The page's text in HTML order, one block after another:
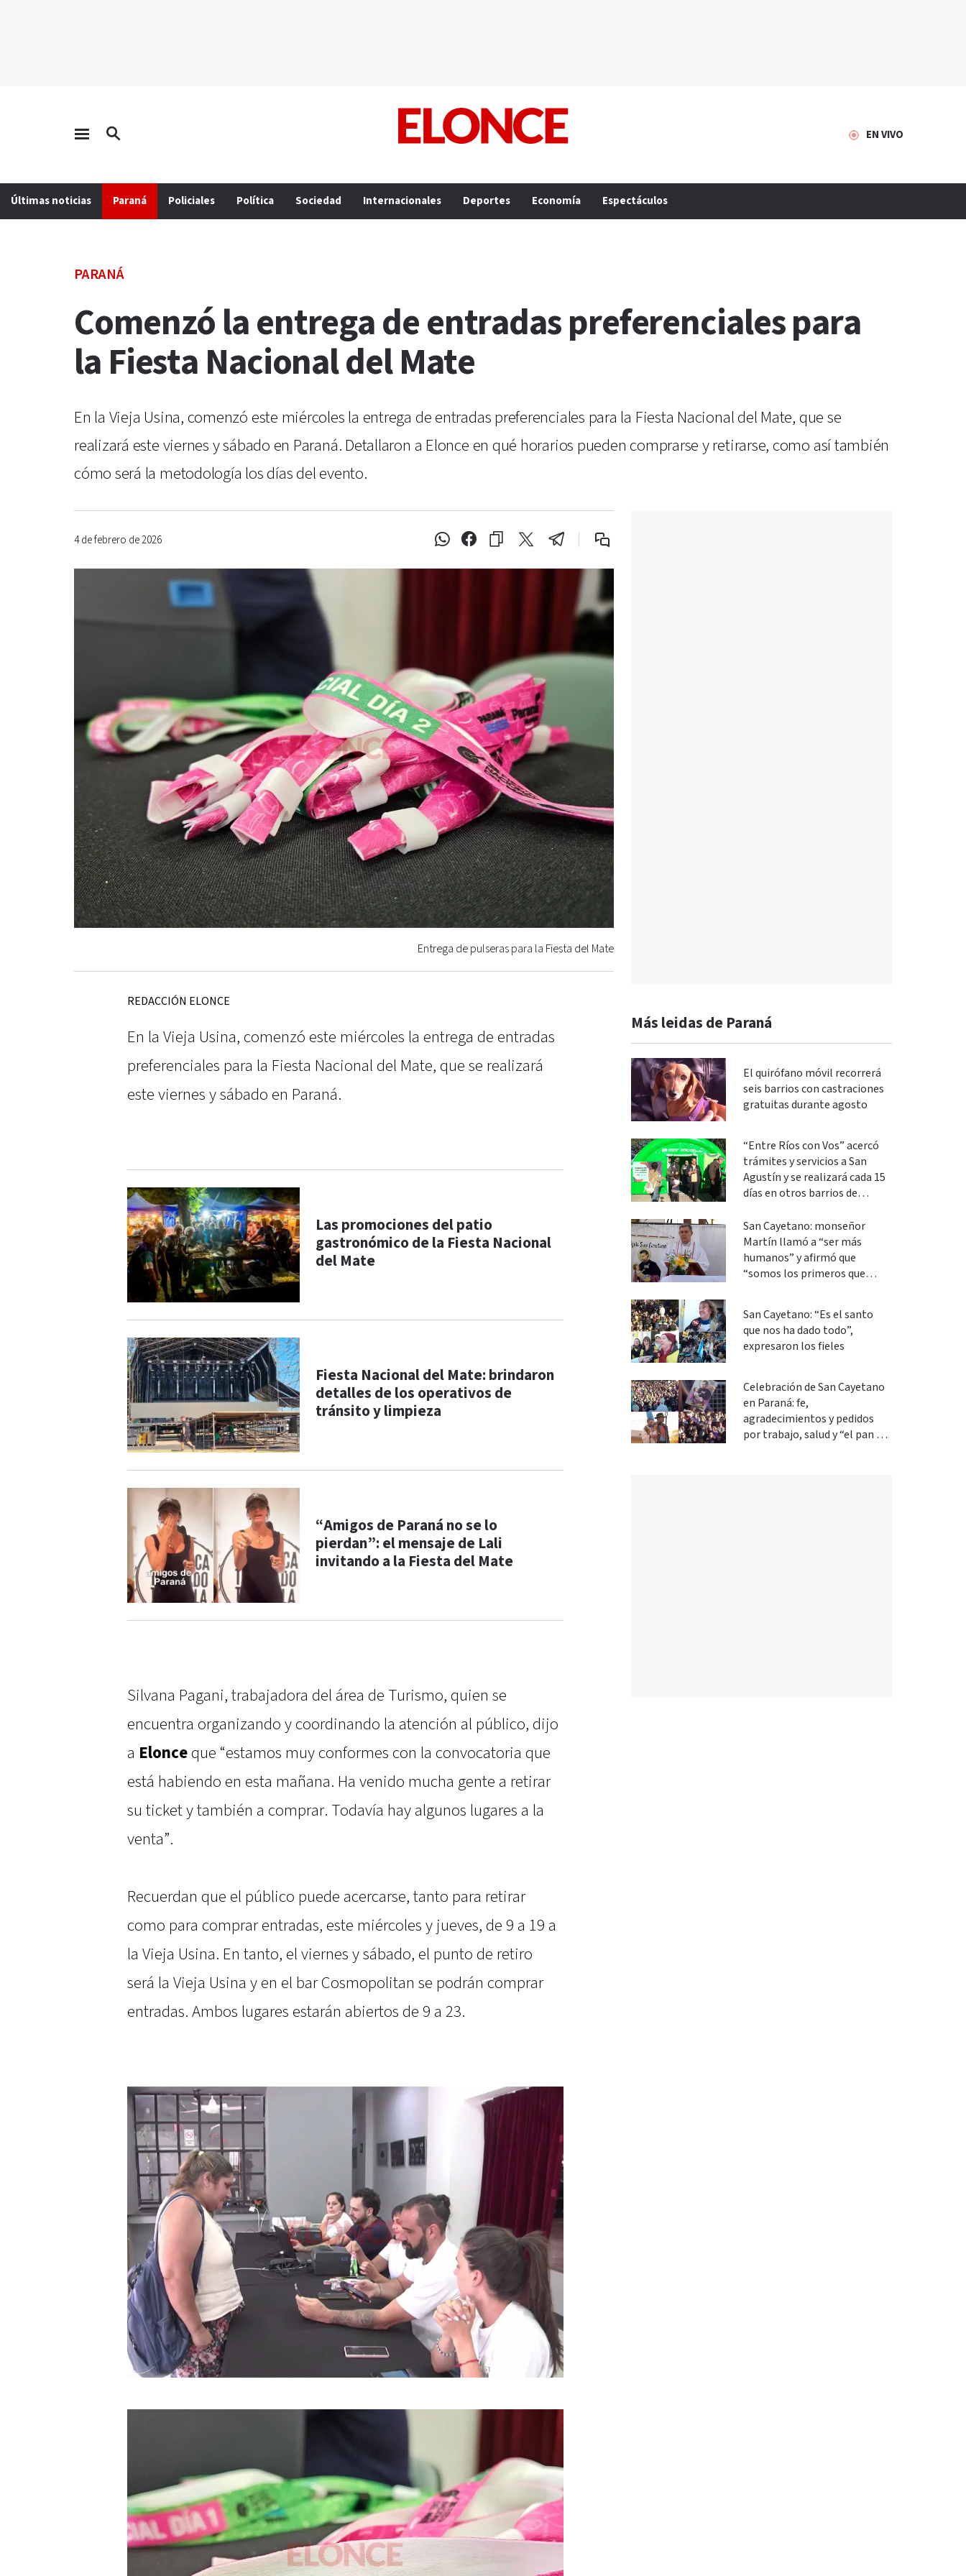
EN VIVO
Últimas noticias Paraná Policiales Política Sociedad Internacionales Deportes Economía Espectáculos
PARANÁ
Comenzó la entrega de entradas preferenciales para
la Fiesta Nacional del Mate
En la Vieja Usina, comenzó este miércoles la entrega de entradas preferenciales para la Fiesta Nacional del Mate, que se
realizará este viernes y sábado en Paraná. Detallaron a Elonce en qué horarios pueden comprarse y retirarse, como así también
cómo será la metodología los días del evento.
4 de febrero de 2026
Entrega de pulseras para la Fiesta del Mate
REDACCIÓN ELONCE
En la Vieja Usina, comenzó este miércoles la entrega de entradas
preferenciales para la Fiesta Nacional del Mate, que se realizará
este viernes y sábado en Paraná.
Las promociones del patio
gastronómico de la Fiesta Nacional
del Mate
Fiesta Nacional del Mate: brindaron
detalles de los operativos de
tránsito y limpieza
“Amigos de Paraná no se lo
pierdan”: el mensaje de Lali
invitando a la Fiesta del Mate
Silvana Pagani, trabajadora del área de Turismo, quien se
encuentra organizando y coordinando la atención al público, dijo
a Elonceque “estamos muy conformes con la convocatoria que
está habiendo en esta mañana. Ha venido mucha gente a retirar
su ticket y también a comprar. Todavía hay algunos lugares a la
venta”.
Recuerdan que el público puede acercarse, tanto para retirar
como para comprar entradas, este miércoles y jueves, de 9 a 19 a
la Vieja Usina. En tanto, el viernes y sábado, el punto de retiro
será la Vieja Usina y en el bar Cosmopolitan se podrán comprar
entradas. Ambos lugares estarán abiertos de 9 a 23.
Más leidas de Paraná
El quirófano móvil recorrerá
seis barrios con castraciones
gratuitas durante agosto
“Entre Ríos con Vos” acercó
trámites y servicios a San
Agustín y se realizará cada 15
días en otros barrios de
San Cayetano: monseñor
Martín llamó a “ser más
humanos” y afirmó que
“somos los primeros que
San Cayetano: “Es el santo
que nos ha dado todo”,
expresaron los fieles
Celebración de San Cayetano
en Paraná: fe,
agradecimientos y pedidos
por trabajo, salud y “el pan de